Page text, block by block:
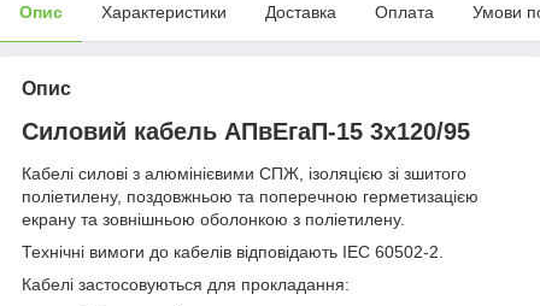
Опис Характеристики Доставка Оплата Умови
Опис
Силовий кабель АПвЕгаП-15 3х120/95
Кабелі силові з алюмінієвими СПЖ, ізоляцією зі зшитого
поліетилену, поздовжньою та поперечною герметизацією
екрану та зовнішньою оболонкою з поліетилену.
Технічні вимоги до кабелів відповідають IEC 60502-2.
Кабелі застосовуються для прокладання: